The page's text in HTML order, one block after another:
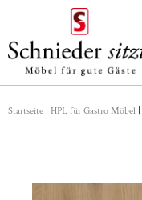
Startseite | HPL für Gastro Möbel |